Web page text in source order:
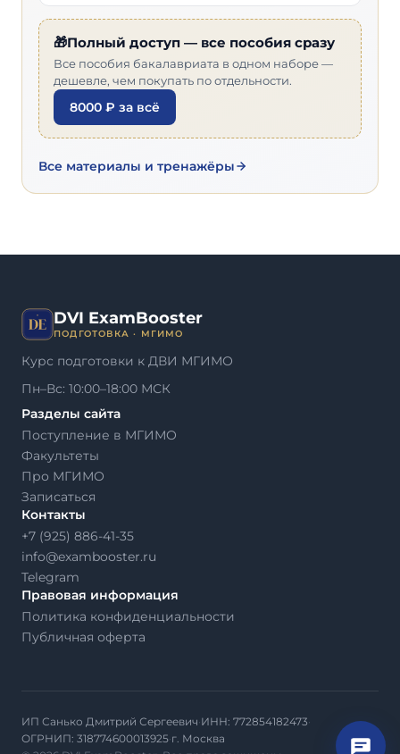
🎁Полный доступ — все пособия сразу
Все пособия бакалавриата в одном наборе —
дешевле, чем покупать по отдельности.
8000 ₽ за всё
Все материалы и тренажёры
DVI ExamBooster
ПОДГОТОВКА · МГИМО
Курс подготовки к ДВИ МГИМО
Пн–Вс: 10:00–18:00 МСК
Разделы сайта
Поступление в МГИМО
Факультеты
Про МГИМО
Записаться
Контакты
+7 (925) 886-41-35
info@exambooster.ru
Telegram
Правовая информация
Политика конфиденциальности
Публичная оферта
ИП Санько Дмитрий Сергеевич·ИНН: 772854182473·
ОГРНИП: 318774600013925·г. Москва